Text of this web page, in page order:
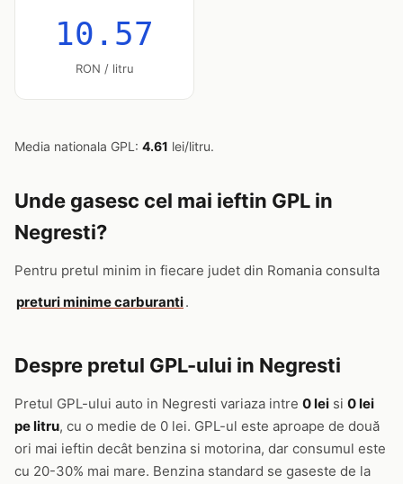
10.57
RON / litru
Media nationala GPL: 4.61 lei/litru.
Unde gasesc cel mai ieftin GPL in
Negresti?
Pentru pretul minim in fiecare judet din Romania consulta
preturi minime carburanti.
Despre pretul GPL-ului in Negresti
Pretul GPL-ului auto in Negresti variaza intre 0 lei si 0 lei
pe litru, cu o medie de 0 lei. GPL-ul este aproape de două
ori mai ieftin decât benzina si motorina, dar consumul este
cu 20-30% mai mare. Benzina standard se gaseste de la